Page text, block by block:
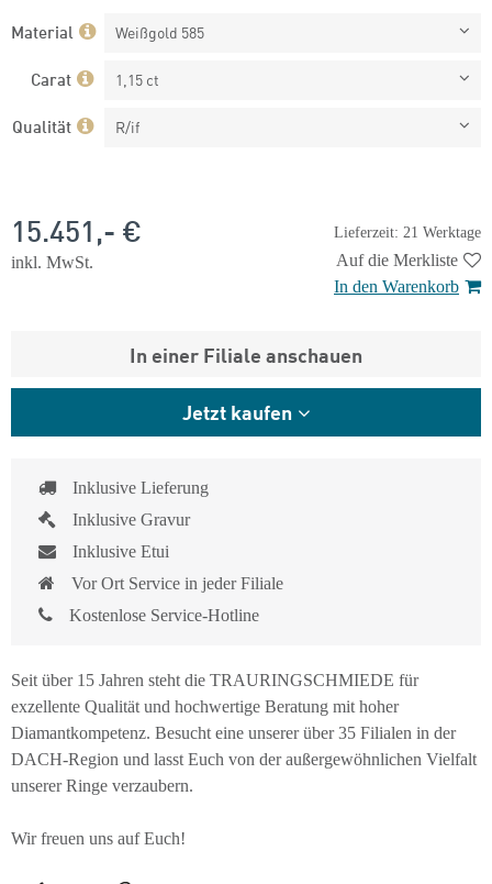
Material Weißgold 585
Carat 1,15 ct
Qualität R/if
Lieferzeit: 21 Werktage
15.451,- €
inkl. MwSt.
Auf die Merkliste
In den Warenkorb
In einer Filiale anschauen
Jetzt kaufen
Inklusive Lieferung
Inklusive Gravur
Inklusive Etui
Vor Ort Service in jeder Filiale
Kostenlose Service-Hotline
Seit über 15 Jahren steht die TRAURINGSCHMIEDE für
exzellente Qualität und hochwertige Beratung mit hoher
Diamantkompetenz. Besucht eine unserer über 35 Filialen in der
DACH-Region und lasst Euch von der außergewöhnlichen Vielfalt
unserer Ringe verzaubern.
Wir freuen uns auf Euch!